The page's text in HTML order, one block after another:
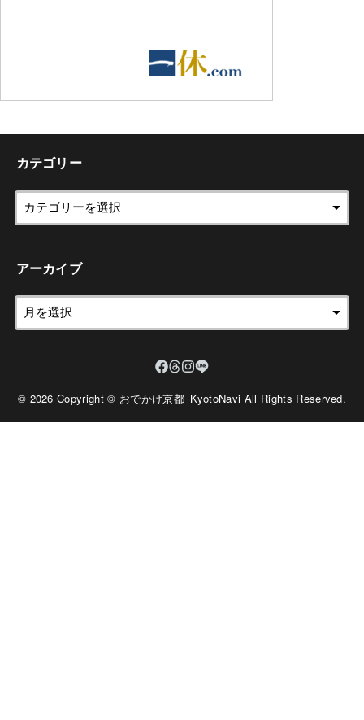
カテゴリー
アーカイブ
© 2026 Copyright © おでかけ京都_KyotoNavi All Rights Reserved.